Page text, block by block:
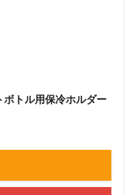
トル用保冷ホルダー